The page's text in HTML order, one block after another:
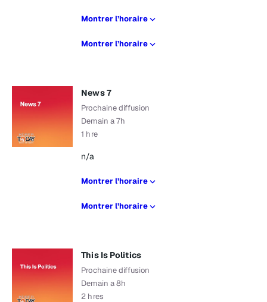
Montrer l’horaire
Montrer l’horaire
News 7
Prochaine diffusion
Demain a 7h
1 hre
n/a
Montrer l’horaire
Montrer l’horaire
This Is Politics
Prochaine diffusion
Demain a 8h
2 hres